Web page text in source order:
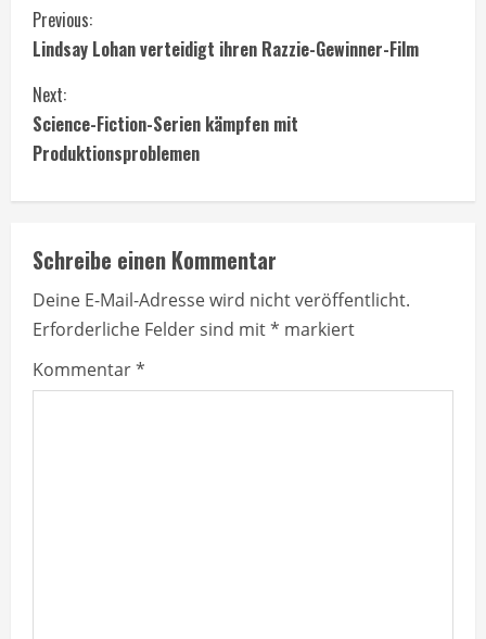
C
o
n
t
i
n
u
e
R
Previous:
Lindsay Lohan verteidigt ihren Razzie-Gewinner-Film
Next:
Science-Fiction-Serien kämpfen mit
Produktionsproblemen
Schreibe einen Kommentar
Deine E-Mail-Adresse wird nicht veröffentlicht.
Erforderliche Felder sind mit* markiert
Kommentar*